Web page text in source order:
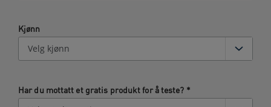
Kjønn
Har du mottatt et gratis produkt for å teste? *